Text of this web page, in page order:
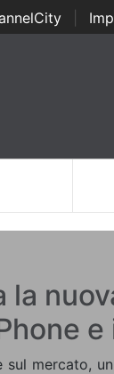
la
e
sul mercato,